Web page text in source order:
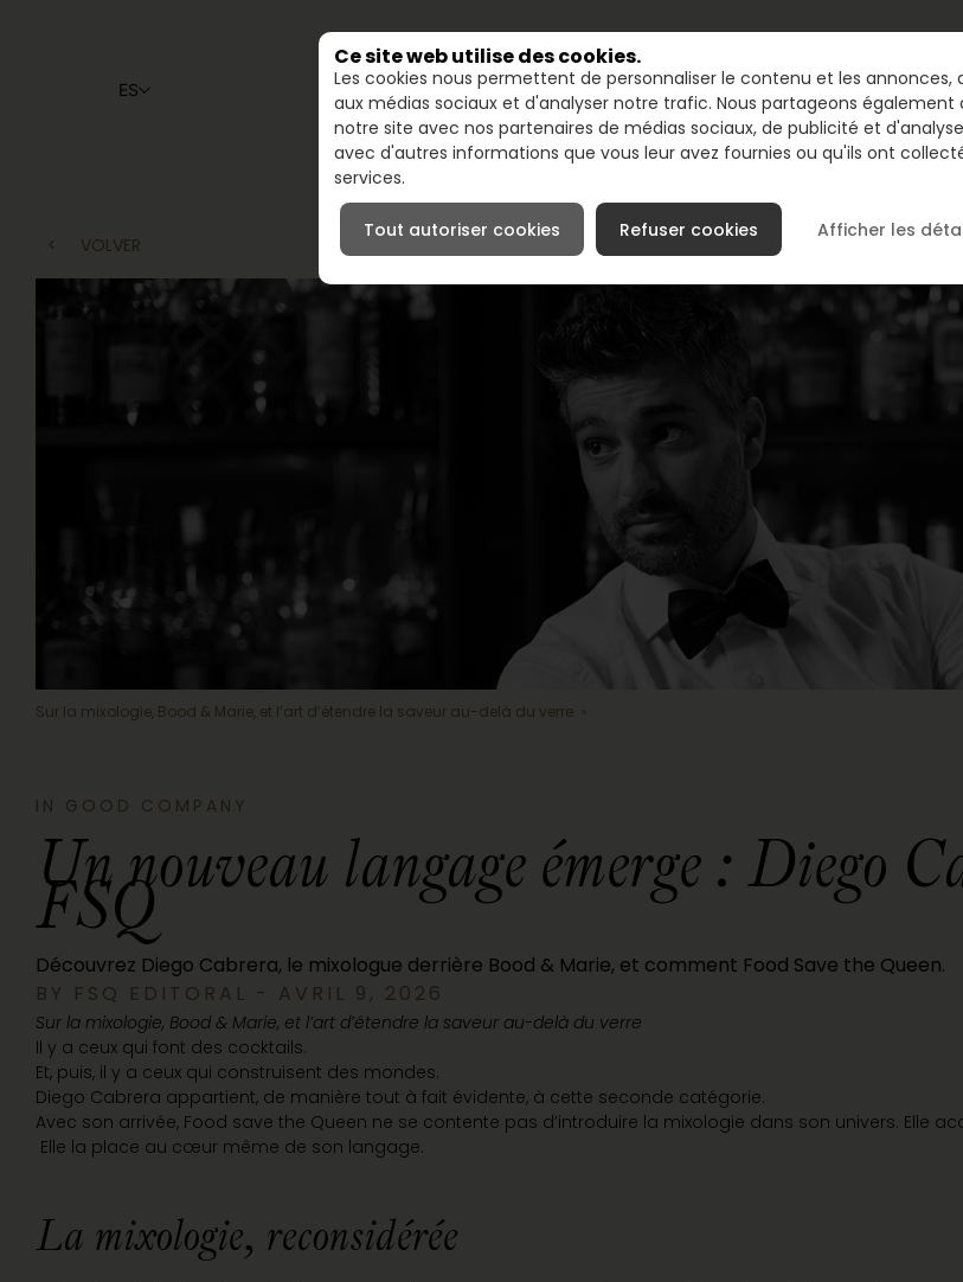
Ce site web utilise des cookies.
Les cookies nous permettent de personnaliser le contenu et les
aux médias sociaux et d'analyser notre trafic. Nous partageons
notre site avec nos partenaires de médias sociaux, de publicité et
avec d'autres informations que vous leur avez fournies ou qu'ils ont
services.
Tout autoriser cookies Refuser cookies Afficher les
ES
< VOLVER
Sur la mixologie, Bood & Marie, et l’art d’étendre la saveur au-delà du verre. »
IN GOOD COMPANY
Un nouveau langage émerge : Diego
FSQ
Découvrez Diego Cabrera, le mixologue derrière Bood & Marie, et comment Food Save the Queen.
BY FSQ EDITORAL - AVRIL 9, 2026
Sur la mixologie, Bood & Marie, et l’art d’étendre la saveur au-delà du verre
Il y a ceux qui font des cocktails.
Et, puis, il y a ceux qui construisent des mondes.
Diego Cabrera appartient, de manière tout à fait évidente, à cette seconde catégorie.
Avec son arrivée, Food save the Queen ne se contente pas d’introduire la mixologie dans son univers. Elle
Elle la place au cœur même de son langage.
La mixologie, reconsidérée